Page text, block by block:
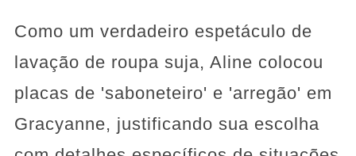
Como um verdadeiro espetáculo de
lavação de roupa suja, Aline colocou
placas de 'saboneteiro' e 'arregão' em
Gracyanne, justificando sua escolha